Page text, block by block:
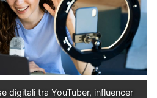
digitali tra YouTuber, influencer